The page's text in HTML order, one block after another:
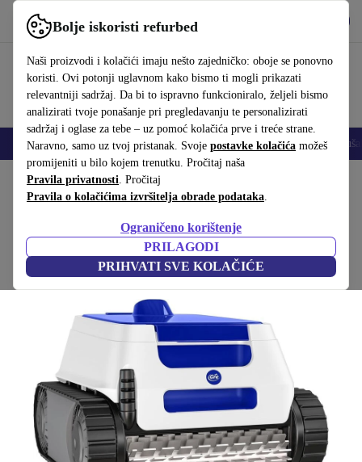
Bolje iskoristi refurbed
Naši proizvodi i kolačići imaju nešto zajedničko: oboje se ponovno
koristi. Ovi potonji uglavnom kako bismo ti mogli prikazati
relevantniji sadržaj. Da bi to ispravno funkcioniralo, željeli bismo
analizirati tvoje ponašanje pri pregledavanju te personalizirati
sadržaj i oglase za tebe – uz pomoć kolačića prve i treće strane.
Naravno, samo uz tvoj pristanak. Svoje postavke kolačića možeš
promijeniti u bilo kojem trenutku. Pročitaj naša
Pravila privatnosti. Pročitaj
Pravila o kolačićima izvršitelja obrade podataka.
Ograničeno korištenje
PRILAGODI
PRIHVATI SVE KOLAČIĆE
Koristi refurbed brzo i jednostavno
Mobiteli Prijenosna računala Tableti Pametni satovi Dodaci
Početna stranica Proizvodi Vrt
GRE ER230 Robot za bazen
bijela/plava
(Prikupljanje recenzija)